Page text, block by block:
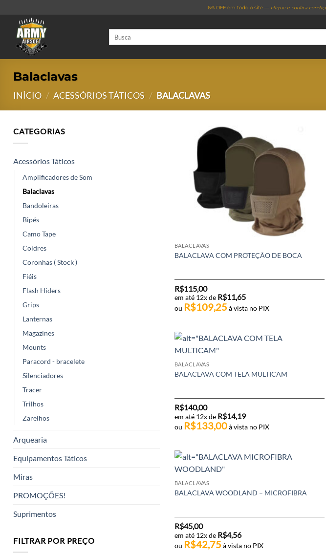
content
6% OFF em todo o site — clique e confira
Balaclavas
INÍCIO / ACESSÓRIOS TÁTICOS / BALACLAVAS
CATEGORIAS
Acessórios Táticos
Amplificadores de Som
Balaclavas
Bandoleiras
Bipés
Camo Tape
Coldres
Coronhas ( Stock )
Fiéis
Flash Hiders
Grips
Lanternas
Magazines
Mounts
Paracord - bracelete
Silenciadores
Tracer
Trilhos
Zarelhos
Arquearia
Equipamentos Táticos
Miras
PROMOÇÕES!
Suprimentos
FILTRAR POR PREÇO
BALACLAVAS
BALACLAVA COM PROTEÇÃO DE BOCA
R$115,00
em até 12x de R$11,65
ou R$109,25 à vista no PIX
BALACLAVAS
BALACLAVA COM TELA MULTICAM
R$140,00
em até 12x de R$14,19
ou R$133,00à vista no PIX
BALACLAVAS
BALACLAVA WOODLAND – MICROFIBRA
R$45,00
em até 12x de R$4,56
ou R$42,75 à vista no PIX